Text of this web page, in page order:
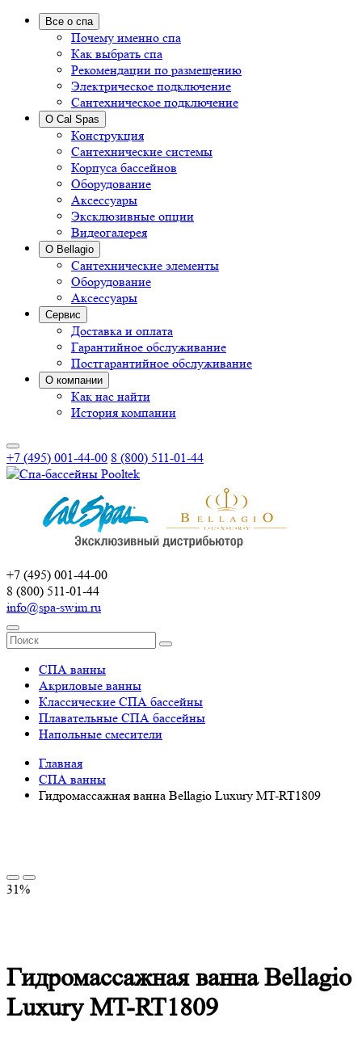
Все о спа
Почему именно спа
Как выбрать спа
Рекомендации по размещению
Электрическое подключение
Сантехническое подключение
О Cal Spas
Конструкция
Сантехнические системы
Корпуса бассейнов
Оборудование
Аксессуары
Эксклюзивные опции
Видеогалерея
О Bellagio
Сантехнические элементы
Оборудование
Аксессуары
Сервис
Доставка и оплата
Гарантийное обслуживание
Постгарантийное обслуживание
О компании
Как нас найти
История компании
+7 (495) 001-44-00 8 (800) 511-01-44
+7 (495) 001-44-00
8 (800) 511-01-44
info@spa-swim.ru
СПА ванны
Акриловые ванны
Классические СПА бассейны
Плавательные СПА бассейны
Напольные смесители
Главная
СПА ванны
Гидромассажная ванна Bellagio Luxury MT-RT1809
31%
Гидромассажная ванна Bellagio
Luxury MT-RT1809